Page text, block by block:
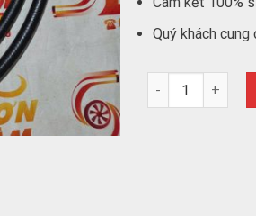
Quý khách
Tuy ô, ống cao